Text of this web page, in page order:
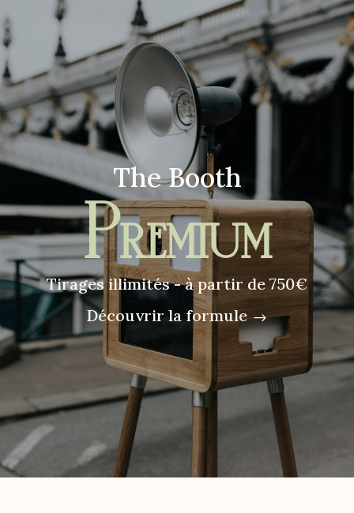
The Booth
Premium
Tirages illimités - à partir de 750€
Découvrir la formule